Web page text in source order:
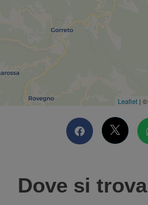
Leaflet | ©
Dove si trova